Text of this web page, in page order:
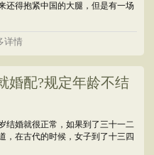
还得抱紧中国的大腿，但是有一场
详情
婚配?规定年龄不结
结婚就很正常，如果到了三十一二
，在古代的时候，女子到了十三四